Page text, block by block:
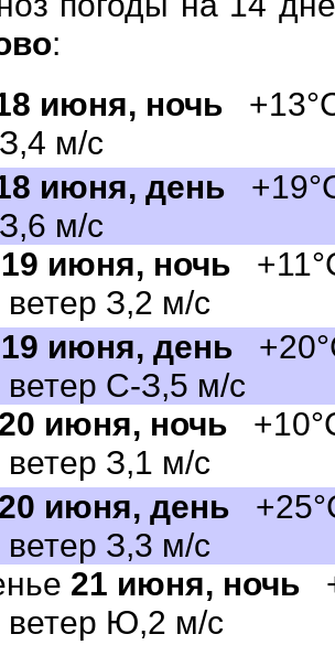
:
июня, ночь
м/с
июня, день
м/с
19 июня, ночь
ветер З,2 м/с
19 июня, день
ветер С-З,5 м/с
20 июня, ночь
ветер З,1 м/с
20 июня, день
ветер З,3 м/с
21 июня, ночь
ветер Ю,2 м/с